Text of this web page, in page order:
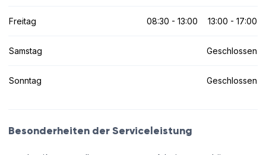
Freitag 08:30 - 13:00 13:00 - 17:00
Samstag Geschlossen
Sonntag Geschlossen
Besonderheiten der Serviceleistung